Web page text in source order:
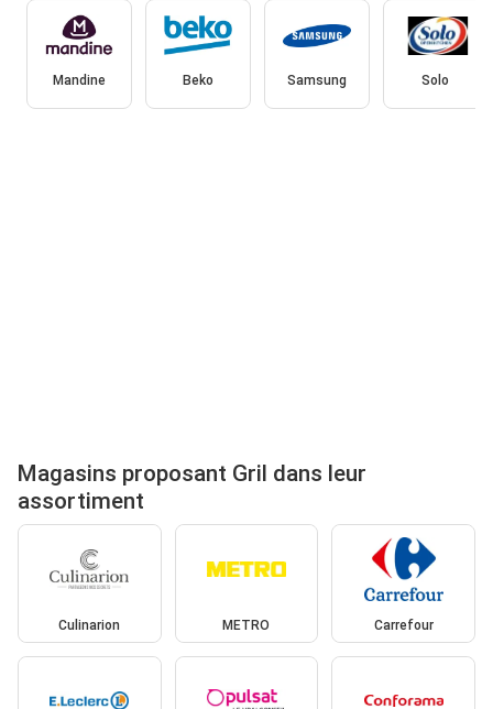
Mandine Beko Samsung Solo
Magasins proposant Gril dans leur
assortiment
Culinarion METRO Carrefour